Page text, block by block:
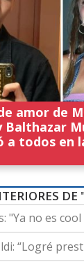
amor de
Balthazar
a todos en
DE
"Ya no es
“Logré